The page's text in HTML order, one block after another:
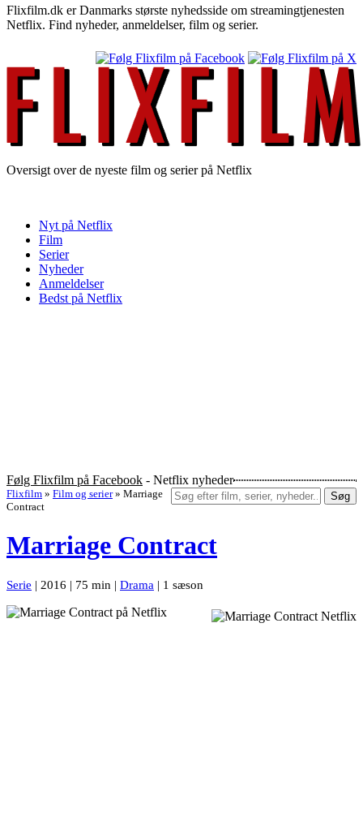
Flixfilm.dk er Danmarks største nyhedsside om streamingtjenesten
Netflix. Find nyheder, anmeldelser, film og serier.
Oversigt over de nyeste film og serier på Netflix
Nyt på Netflix
Film
Serier
Nyheder
Anmeldelser
Bedst på Netflix
Følg Flixfilm på Facebook - Netflix nyheder
Søg
Flixfilm » Film og serier » Marriage
Contract
Marriage Contract
Serie | 2016 | 75 min | Drama | 1 sæson